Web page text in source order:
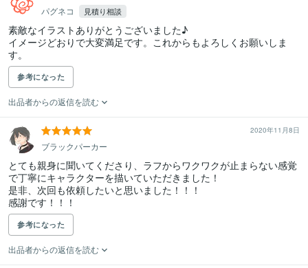
パグネコ 見積り相談
素敵なイラストありがとうございました♪
イメージどおりで大変満足です。これからもよろしくお願いしま
す。
参考になった
出品者からの返信を読む
2020年11月8日
ブラックパーカー
とても親身に聞いてくださり、ラフからワクワクが止まらない感覚
で丁寧にキャラクターを描いていただきました！
是非、次回も依頼したいと思いました！！！
感謝です！！！
参考になった
出品者からの返信を読む